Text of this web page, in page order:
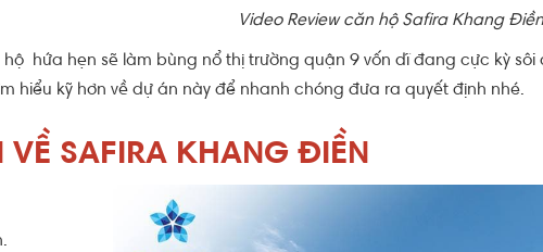
Video Review căn hộ Safira Khang
hứa hẹn sẽ làm bùng nổ thị trường quận 9 vốn dĩ đang cực kỳ
hiểu kỹ hơn về dự án này để nhanh chóng đưa ra quyết định nhé.
VỀ SAFIRA KHANG ĐIỀN